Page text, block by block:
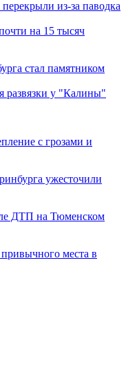
из-за паводка
на 15 тысяч
стал памятником
развязки у "Калины"
с грозами и
ужесточили
ДТП на Тюменском
места в